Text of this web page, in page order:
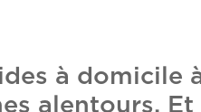
à domicile
alentours.